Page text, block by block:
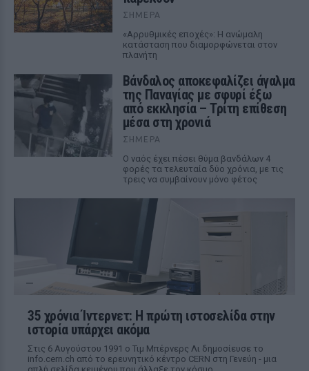
ΣΉΜΕΡΑ
«Αρρυθμικές εποχές»: Η ανώμαλη
κατάσταση που διαμορφώνεται στον
πλανήτη
Βάνδαλος αποκεφαλίζει άγαλμα
της Παναγίας με σφυρί έξω
από εκκλησία – Τρίτη επίθεση
μέσα στη χρονιά
ΣΉΜΕΡΑ
Ο ναός έχει πέσει θύμα βανδάλων 4
φορές τα τελευταία δύο χρόνια, με τις
τρεις να συμβαίνουν μόνο φέτος
35 χρόνια Ίντερνετ: Η πρώτη ιστοσελίδα στην
ιστορία υπάρχει ακόμα
Στις 6 Αυγούστου 1991 ο Τιμ Μπέρνερς Λι δημοσίευσε το
info.cern.ch από το ερευνητικό κέντρο CERN στη Γενεύη - μια